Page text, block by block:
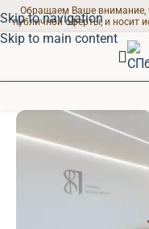
Skip to navigation
Skip to main content
Обращаем Ваше внимание,
публичной оферты, и носит